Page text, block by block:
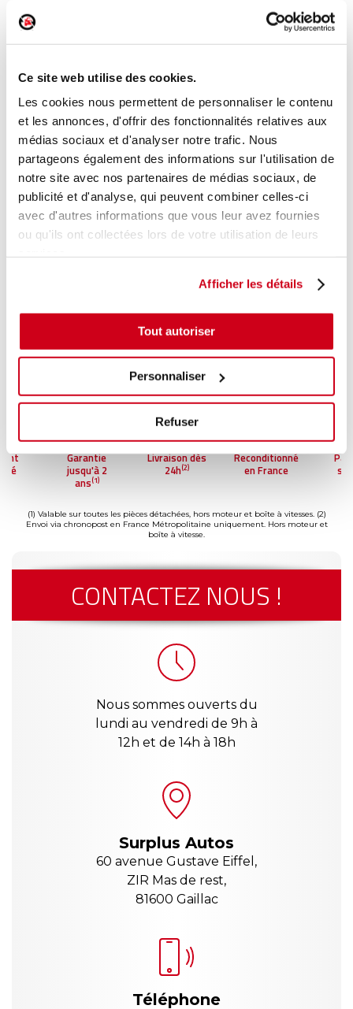
Ce site web utilise des cookies.
Les cookies nous permettent de personnaliser le contenu
et les annonces, d'offrir des fonctionnalités relatives aux
médias sociaux et d'analyser notre trafic. Nous
partageons également des informations sur l'utilisation de
notre site avec nos partenaires de médias sociaux, de
publicité et d'analyse, qui peuvent combiner celles-ci
avec d'autres informations que vous leur avez fournies
ou qu'ils ont collectées lors de votre utilisation de leurs
Afficher les détails
Tout autoriser
Personnaliser
Refuser
Etrier de frein arrière droit
Réf. constructeur :4401Q1
Modèle d'origine : CITROEN C4 - 2 2010 - 201501
Modèle de provenance
Caractéristiques techniques
En stock 38,00 € TTC
AJOUTER AU PANIER
Garantie
jusqu'à 2
ans(1)
Livraison dès
24h(2)
Reconditionné
en France
(1) Valable sur toutes les pièces détachées, hors moteur et boîte à vitesses. (2)
Envoi via chronopost en France Métropolitaine uniquement. Hors moteur et
boîte à vitesse.
CONTACTEZ NOUS !
Nous sommes ouverts du
lundi au vendredi de 9h à
12h et de 14h à 18h
Surplus Autos
60 avenue Gustave Eiffel,
ZIR Mas de rest,
81600 Gaillac
Téléphone